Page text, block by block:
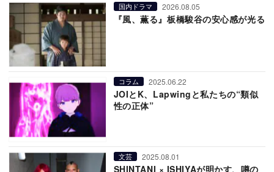
国内ドラマ 2026.08.05
『風、薫る』板橋駿谷の安心感が光る
コラム 2025.06.22
JOIとK、Lapwingと私たちの“類似
性の正体”
文芸 2025.08.01
SHINTANI × ISHIYAが明かす、噂の